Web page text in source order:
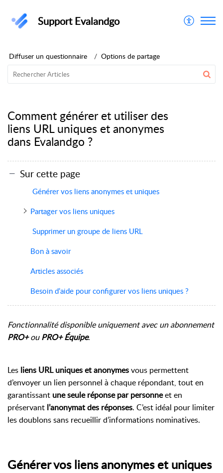
Support Evalandgo
Diffuser un questionnaire Options de partage
Comment générer et utiliser des
liens URL uniques et anonymes
dans Evalandgo ?
Sur cette page
Générer vos liens anonymes et uniques
Partager vos liens uniques
Supprimer un groupe de liens URL
Bon à savoir
Articles associés
Besoin d’aide pour configurer vos liens uniques ?
Fonctionnalité disponible uniquement avec un abonnement
PRO+ouPRO+ Équipe.
Les liens URL uniques et anonymesvous permettent
d’envoyer un lien personnel à chaque répondant, tout en
garantissant une seule réponse par personneet en
préservant l’anonymat des réponses. C’est idéal pour limiter
les doublons sans recueillir d’informations nominatives.
Générer vos liens anonymes et uniques